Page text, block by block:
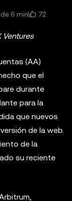
6 min 72
Ventures
(AA)
que el
durante
para la
que nuevos
de la web.
de la
su reciente